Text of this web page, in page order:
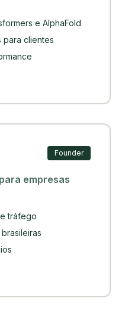
e AlphaFold
clientes
Founder
empresas
tráfego